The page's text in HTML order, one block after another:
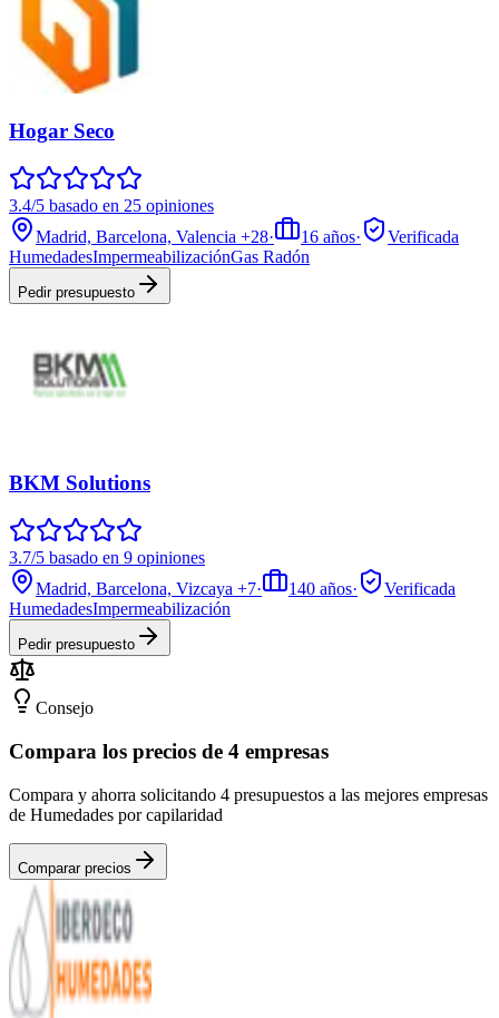
Hogar Seco
3.4/5 basado en 25 opiniones
Madrid, Barcelona, Valencia +28· 16 años·
Verificada
HumedadesImpermeabilizaciónGas Radón
Pedir presupuesto
BKM Solutions
3.7/5 basado en 9 opiniones
Madrid, Barcelona, Vizcaya +7· 140 años·
Verificada
HumedadesImpermeabilización
Pedir presupuesto
Consejo
Compara los precios de 4 empresas
Compara y ahorra solicitando 4 presupuestos a las mejores empresas
de Humedades por capilaridad
Comparar precios